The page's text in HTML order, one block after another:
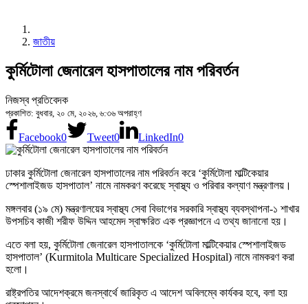
জাতীয়
কুর্মিটোলা জেনারেল হাসপাতালের নাম পরিবর্তন
নিজস্ব প্রতিবেদক
প্রকাশিত: বুধবার, ২০ মে, ২০২৬, ৬:৩৬ অপরাহ্ণ
Facebook0 Tweet0 LinkedIn0
ঢাকার কুর্মিটোলা জেনারেল হাসপাতালের নাম পরিবর্তন করে ‘কুর্মিটোলা মাল্টিকেয়ার
স্পেশালাইজড হাসপাতাল’ নামে নামকরণ করেছে স্বাস্থ্য ও পরিবার কল্যাণ মন্ত্রণালয়।
মঙ্গলবার (১৯ মে) মন্ত্রণালয়ের স্বাস্থ্য সেবা বিভাগের সরকারি স্বাস্থ্য ব্যবস্থাপনা-১ শাখার
উপসচিব কাজী শরীফ উদ্দিন আহমেদ স্বাক্ষরিত এক প্রজ্ঞাপনে এ তথ্য জানানো হয়।
এতে বলা হয়, কুর্মিটোলা জেনারেল হাসপাতালকে ‘কুর্মিটোলা মাল্টিকেয়ার স্পেশালাইজড
হাসপাতাল’ (Kurmitola Multicare Specialized Hospital) নামে নামকরণ করা
হলো।
রাষ্ট্রপতির আদেশক্রমে জনস্বার্থে জারিকৃত এ আদেশ অবিলম্বে কার্যকর হবে, বলা হয়